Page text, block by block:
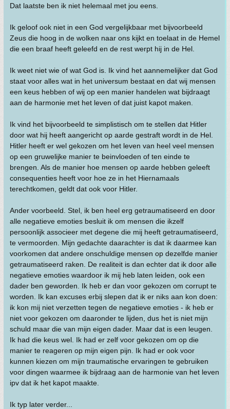
Dat laatste ben ik niet helemaal met jou eens.
Ik geloof ook niet in een God vergelijkbaar met bijvoorbeeld
Zeus die hoog in de wolken naar ons kijkt en toelaat in de Hemel
die een braaf heeft geleefd en de rest werpt hij in de Hel.
Ik weet niet wie of wat God is. Ik vind het aannemelijker dat God
staat voor alles wat in het universum bestaat en dat wij mensen
een keus hebben of wij op een manier handelen wat bijdraagt
aan de harmonie met het leven of dat juist kapot maken.
Ik vind het bijvoorbeeld te simplistisch om te stellen dat Hitler
door wat hij heeft aangericht op aarde gestraft wordt in de Hel.
Hitler heeft er wel gekozen om het leven van heel veel mensen
op een gruwelijke manier te beinvloeden of ten einde te
brengen. Als de manier hoe mensen op aarde hebben geleeft
consequenties heeft voor hoe ze in het Hiernamaals
terechtkomen, geldt dat ook voor Hitler.
Ander voorbeeld. Stel, ik ben heel erg getraumatiseerd en door
alle negatieve emoties besluit ik om mensen die ikzelf
persoonlijk associeer met degene die mij heeft getraumatiseerd,
te vermoorden. Mijn gedachte daarachter is dat ik daarmee kan
voorkomen dat andere onschuldige mensen op dezelfde manier
getraumatiseerd raken. De realiteit is dan echter dat ik door alle
negatieve emoties waardoor ik mij heb laten leiden, ook een
dader ben geworden. Ik heb er dan voor gekozen om corrupt te
worden. Ik kan excuses erbij slepen dat ik er niks aan kon doen:
ik kon mij niet verzetten tegen de negatieve emoties - ik heb er
niet voor gekozen om daaronder te lijden, dus het is niet mijn
schuld maar die van mijn eigen dader. Maar dat is een leugen.
Ik had die keus wel. Ik had er zelf voor gekozen om op die
manier te reageren op mijn eigen pijn. Ik had er ook voor
kunnen kiezen om mijn traumatische ervaringen te gebruiken
voor dingen waarmee ik bijdraag aan de harmonie van het leven
ipv dat ik het kapot maakte.
Ik typ later verder...